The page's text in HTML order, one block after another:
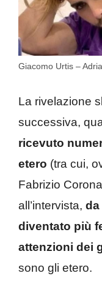
Giacomo Urtis –
La rivelazione
successiva,
ricevuto
etero (tra cui,
Fabrizio
all’intervista, da
diventato più
attenzioni dei
sono gli etero.